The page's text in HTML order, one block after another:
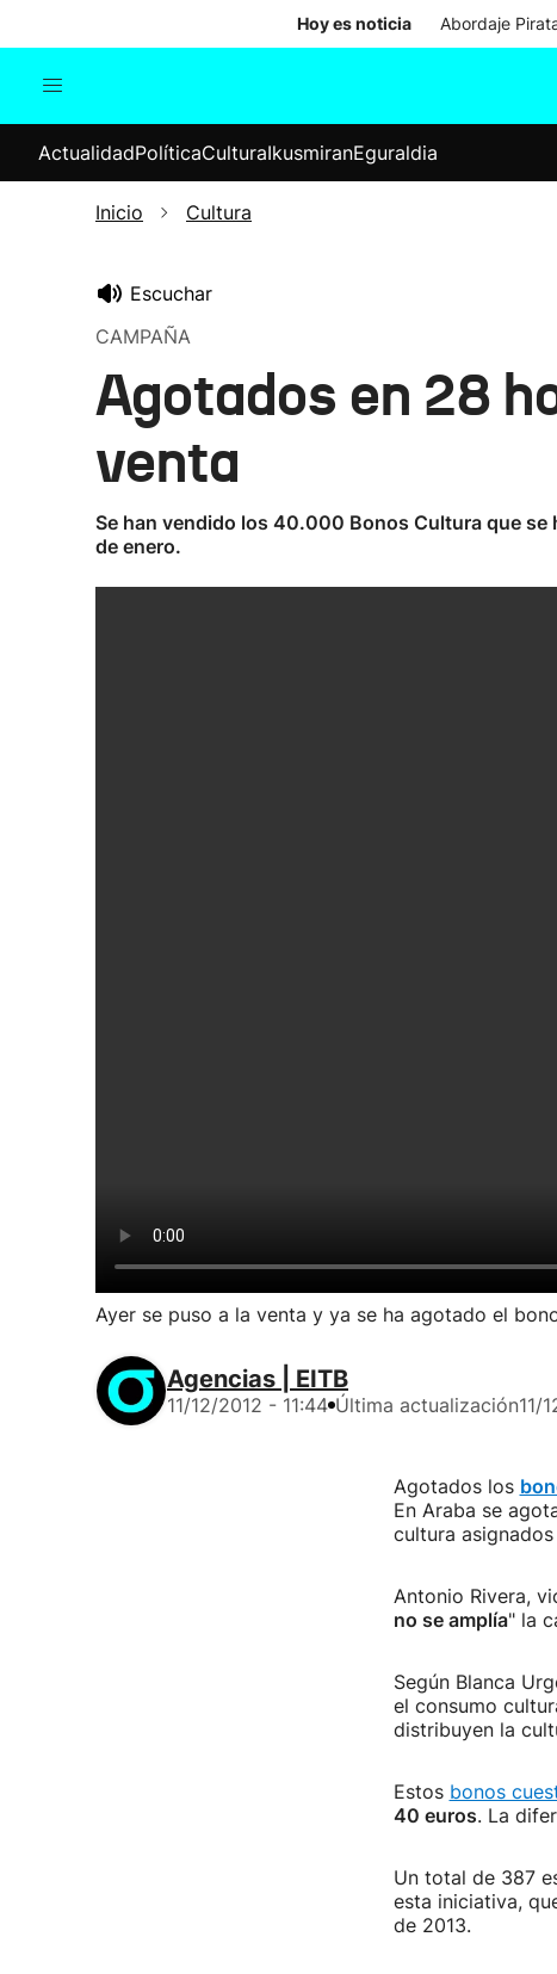
Hoy es noticia Abordaje
Internacional
Elecciones
ActualidadPolíticaCulturaIkusmiranEguraldia
Inicio Cultura
Escuchar
CAMPAÑA
Agotados en 28
venta
Se han vendido los 40.000 Bonos Cultura que se
de enero.
Ayer se puso a la venta y ya se ha agotado el
Agencias | EITB
11/12/2012 - 11:44 Última actualización11/
Agotados los
En Araba se
cultura
Antonio Rivera,
no se amplía" la
Según Blanca
el consumo
distribuyen la
Estos bonos
40 euros. La
Un total de 387
esta iniciativa,
de 2013.